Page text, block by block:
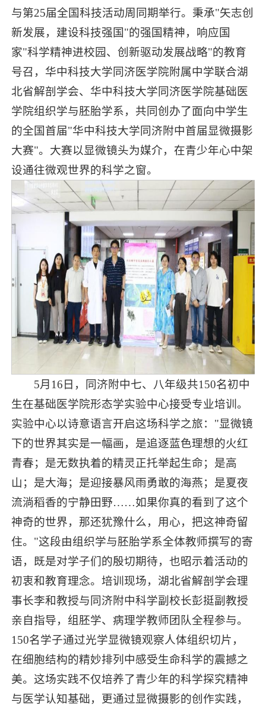
与第25届全国科技活动周同期举行。秉承"矢志创
新发展，建设科技强国"的强国精神，响应国
家"科学精神进校园、创新驱动发展战略"的教育
号召，华中科技大学同济医学院附属中学联合湖
北省解剖学会、华中科技大学同济医学院基础医
学院组织学与胚胎学系，共同创办了面向中学生
的全国首届"华中科技大学同济附中首届显微摄影
大赛"。大赛以显微镜头为媒介，在青少年心中架
设通往微观世界的科学之窗。
5月16日，同济附中七、八年级共150名初中
生在基础医学院形态学实验中心接受专业培训。
实验中心以诗意语言开启这场科学之旅："显微镜
下的世界其实是一幅画，是追逐蓝色理想的火红
青春；是无数执着的精灵正托举起生命；是高
山；是大海；是迎接暴风雨勇敢的海燕；是夏夜
流淌稻香的宁静田野……如果你真的看到了这个
神奇的世界，那还犹豫什么，用心，把这神奇留
住。"这段由组织学与胚胎学系全体教师撰写的寄
语，既是对学子们的殷切期待，也昭示着活动的
初衷和教育理念。培训现场，湖北省解剖学会理
事长李和教授与同济附中科学副校长彭挺副教授
亲自指导，组胚学、病理学教师团队全程参与。
150名学子通过光学显微镜观察人体组织切片，
在细胞结构的精妙排列中感受生命科学的震撼之
美。这场实践不仅培养了青少年的科学探究精神
与医学认知基础，更通过显微摄影的创作实践，